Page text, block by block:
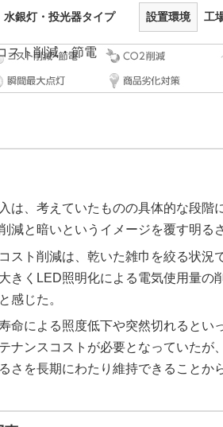
水銀灯・投光器タイプ 設置環境 工
は、考えていたものの具体的な段階
減と暗いというイメージを覆す明る
スト削減は、乾いた雑巾を絞る状況
きくLED照明化による電気使用量の
感じた。
命による照度低下や突然切れるとい
ナンスコストが必要となっていたが
さを長期にわたり維持できることか